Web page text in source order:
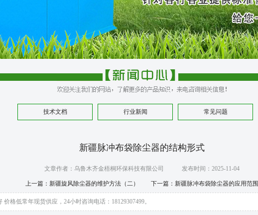
技术文档 行业新闻 常见问题
新疆脉冲布袋除尘器的结构形式
文章作者：乌鲁木齐金梧桐环保科技有限公司 发布时间：2025-11-04
上一篇： 新疆旋风除尘器的维护方法（二） 下一篇： 新疆脉冲布袋除尘器的应用范围
格低常年现货供应，24小时咨询电话：18129307499。